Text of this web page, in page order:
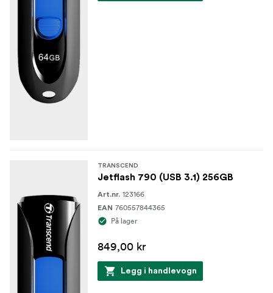
TRANSCEND
Jetflash 790 (USB 3.1) 256GB
Art.nr. 123166
EAN 760557844365
På lager
849,00 kr
Legg i handlevogn